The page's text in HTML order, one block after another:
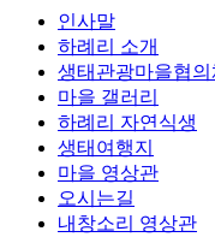
인사말
하례리 소개
생태관광마을협의
마을 갤러리
하례리 자연식생
생태여행지
마을 영상관
오시는길
내창소리 영상관